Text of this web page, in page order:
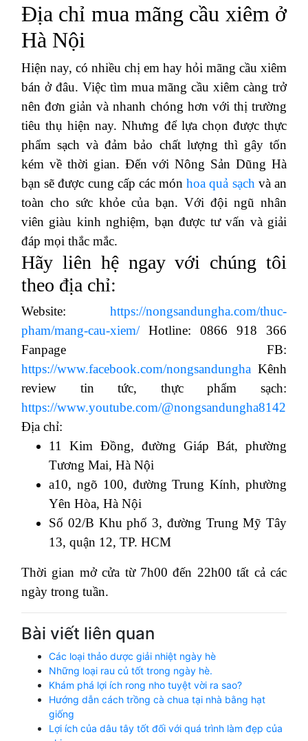
Địa chỉ mua mãng cầu xiêm ở
Hà Nội
Hiện nay, có nhiều chị em hay hỏi mãng cầu xiêm
bán ở đâu. Việc tìm mua mãng cầu xiêm càng trở
nên đơn giản và nhanh chóng hơn với thị trường
tiêu thụ hiện nay. Nhưng để lựa chọn được thực
phẩm sạch và đảm bảo chất lượng thì gây tốn
kém về thời gian. Đến với Nông Sản Dũng Hà
bạn sẽ được cung cấp các mónhoa quả sạch và an
toàn cho sức khỏe của bạn. Với đội ngũ nhân
viên giàu kinh nghiệm, bạn được tư vấn và giải
đáp mọi thắc mắc.
Hãy liên hệ ngay với chúng tôi
theo địa chỉ:
Website: https://nongsandungha.com/thuc-
pham/mang-cau-xiem/Hotline: 0866 918 366
Fanpage FB:
https://www.facebook.com/nongsandungha Kênh
review tin tức, thực phẩm sạch:
https://www.youtube.com/@nongsandungha8142
Địa chỉ:
11 Kim Đồng, đường Giáp Bát, phường
Tương Mai, Hà Nội
a10, ngõ 100, đường Trung Kính, phường
Yên Hòa, Hà Nội
Số 02/B Khu phố 3, đường Trung Mỹ Tây
13, quận 12, TP. HCM
Thời gian mở cửa từ 7h00 đến 22h00 tất cả các
ngày trong tuần.
Bài viết liên quan
Các loại thảo dược giải nhiệt ngày hè
Những loại rau củ tốt trong ngày hè.
Khám phá lợi ích rong nho tuyệt vời ra sao?
Hướng dẫn cách trồng cà chua tại nhà bằng hạt
giống
Lợi ích của dâu tây tốt đối với quá trình làm đẹp của